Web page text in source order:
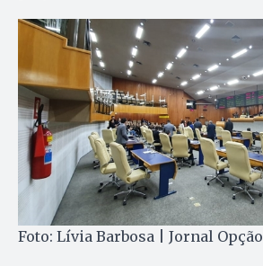
Foto: Lívia Barbosa | Jornal Opção